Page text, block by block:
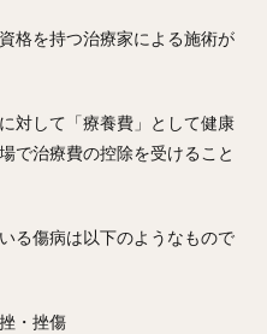
格を持つ治療家による施術が
対して「療養費」として健康
で治療費の控除を受けること
る傷病は以下のようなもので
・挫傷